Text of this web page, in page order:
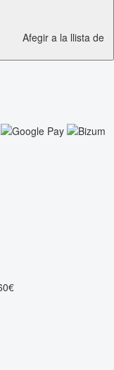
Afegir a la llista de